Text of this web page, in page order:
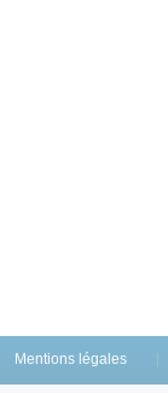
Mentions légales